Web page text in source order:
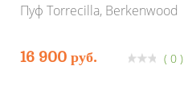
Пуф Torrecilla, Berkenwood
16 900 руб. ( 0 )